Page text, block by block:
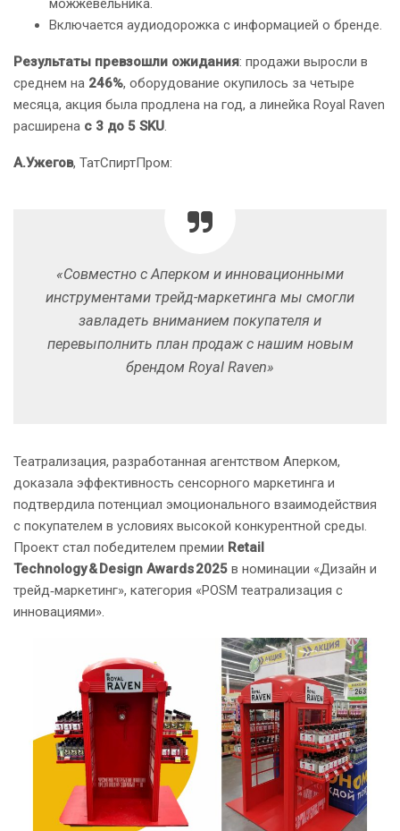
можжевельника.
Включается аудиодорожка с информацией о бренде.
Результаты превзошли ожидания: продажи выросли в
среднем на 246%, оборудование окупилось за четыре
месяца, акция была продлена на год, а линейка Royal Raven
расширена с 3 до 5 SKU.
А.Ужегов, ТатСпиртПром:
«Совместно с Аперком и инновационными
инструментами трейд-маркетинга мы смогли
завладеть вниманием покупателя и
перевыполнить план продаж с нашим новым
брендом Royal Raven»
Театрализация, разработанная агентством Аперком,
доказала эффективность сенсорного маркетинга и
подтвердила потенциал эмоционального взаимодействия
с покупателем в условиях высокой конкурентной среды.
Проект стал победителем премии Retail
Technology & Design Awards 2025 в номинации «Дизайн и
трейд‑маркетинг», категория «POSM театрализация с
инновациями».